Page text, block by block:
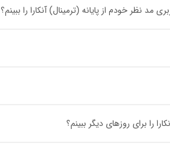
خودم از پایانه (ترمینال) آنکارا را ببینم؟
را برای روزهای دیگر ببینم؟